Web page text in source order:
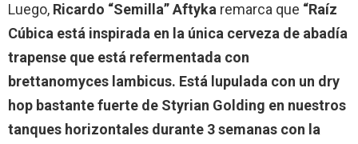
Luego, Ricardo “Semilla” Aftyka remarca que “Raíz
Cúbica está inspirada en la única cerveza de abadía
trapense que está refermentada con
brettanomyces lambicus. Está lupulada con un dry
hop bastante fuerte de Styrian Golding en nuestros
tanques horizontales durante 3 semanas con la